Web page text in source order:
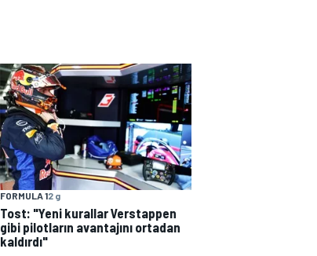
FORMULA 12 g
Tost: "Yeni kurallar Verstappen
gibi pilotların avantajını ortadan
kaldırdı"